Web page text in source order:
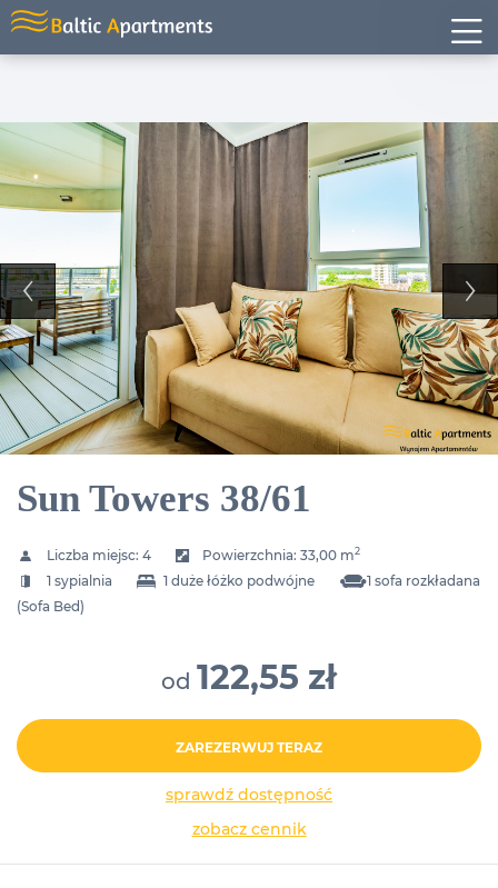
Sun Towers 38/61
Liczba miejsc: 4 Powierzchnia:33,00 m2
1 sypialnia 1 duże łóżko podwójne
1 sofa rozkładana
(Sofa Bed)
od 122,55 zł
ZAREZERWUJ TERAZ
sprawdź dostępność
zobacz cennik